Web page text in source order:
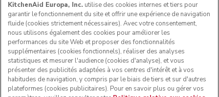
KitchenAid Europa, Inc. utilise des cookies internes et tiers pour
garantir le fonctionnement du site et offrir une expérience de navigation
fluide (cookies strictement nécessaires). Avec votre consentement,
nous utilisons également des cookies pour améliorer les
performances du site Web et proposer des fonctionnalités
supplémentaires (cookies fonctionnels), réaliser des analyses
statistiques et mesurer l'audience (cookies d'analyse), et vous
présenter des publicités adaptées à vos centres d'intérêt et à vos
habitudes de navigation, y compris par le biais de tiers et sur d'autres
plateformes (cookies publicitaires). Pour en savoir plus ou gérer vos